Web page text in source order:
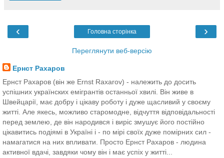
‹ ›
Головна сторінка
Переглянути веб-версію
Ернст Рахаров
Ернст Рахаров (він же Ernst Raxarov) - належить до досить
успішних українских емігрантів останньої хвилі. Він живе в
Швейцарії, має добру і цікаву роботу і дуже щасливий у своєму
житті. Але якесь, можливо старомодне, відчуття відповідальності
перед землею, де він народився і виріс змушує його постійно
цікавитись подіямі в Україні і - по мірі своїх дуже помірних сил -
намагатися на них впливати. Просто Ернст Рахаров - людина
активної вдачі, завдяки чому він і має успіх у житті...